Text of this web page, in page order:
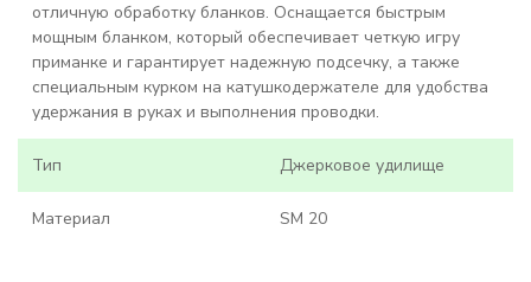
отличную обработку бланков. Оснащается быстрым
мощным бланком, который обеспечивает четкую игру
приманке и гарантирует надежную подсечку, а также
специальным курком на катушкодержателе для удобства
удержания в руках и выполнения проводки.
Тип Джерковое удилище
Материал SM 20